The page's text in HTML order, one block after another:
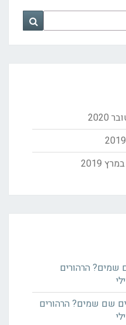
Search
הרהורים
שם שמים? הרהורים